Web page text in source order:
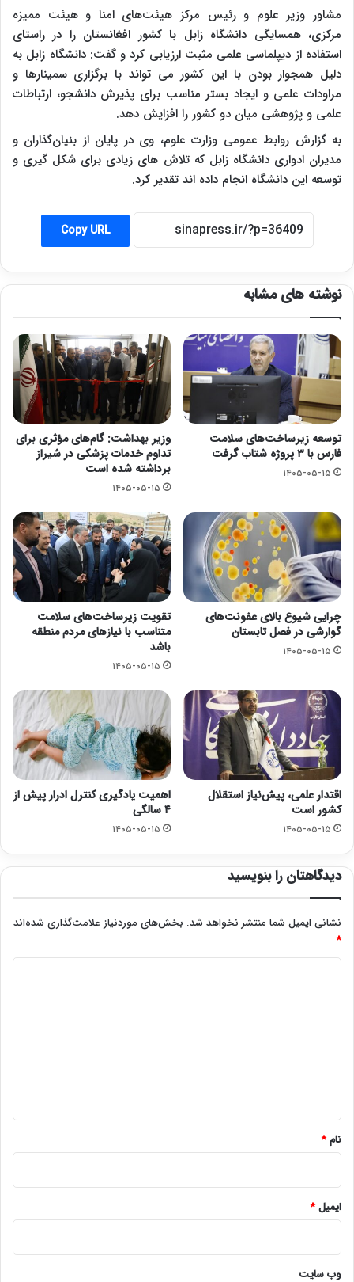
مشاور وزیر علوم و رئیس مرکز هیئت‌های امنا و هیئت ممیزه
مرکزی، همسایگی دانشگاه زابل با کشور افغانستان را در راستای
استفاده از دیپلماسی علمی مثبت ارزیابی کرد و گفت: دانشگاه زابل به
دلیل همجوار بودن با این کشور می تواند با برگزاری سمینارها و
مراودات علمی و ایجاد بستر مناسب برای پذیرش دانشجو، ارتباطات
علمی و پژوهشی میان دو کشور را افزایش دهد.
به گزارش روابط عمومی وزارت علوم، وی در پایان از بنیان‌گذاران و
مدیران ادواری دانشگاه زابل که تلاش های زیادی برای شکل گیری و
توسعه این دانشگاه انجام داده اند تقدیر کرد.
Copy URL
نوشته های مشابه
توسعه زیرساخت‌های سلامت
فارس با ۳ پروژه شتاب گرفت
۱۴۰۵-۰۵-۱۵
وزیر بهداشت: گام‌های مؤثری برای
تداوم خدمات پزشکی در شیراز
برداشته شده است
۱۴۰۵-۰۵-۱۵
چرایی شیوع بالای عفونت‌های
گوارشی در فصل تابستان
۱۴۰۵-۰۵-۱۵
تقویت زیرساخت‌های سلامت
متناسب با نیازهای مردم منطقه
باشد
۱۴۰۵-۰۵-۱۵
اقتدار علمی، پیش‌نیاز استقلال
کشور است
۱۴۰۵-۰۵-۱۵
اهمیت یادگیری کنترل ادرار پیش از
۴ سالگی
۱۴۰۵-۰۵-۱۵
دیدگاهتان را بنویسید
نشانی ایمیل شما منتشر نخواهد شد. بخش‌های موردنیاز علامت‌گذاری شده‌اند
*
نام*
ایمیل*
وب‌ سایت